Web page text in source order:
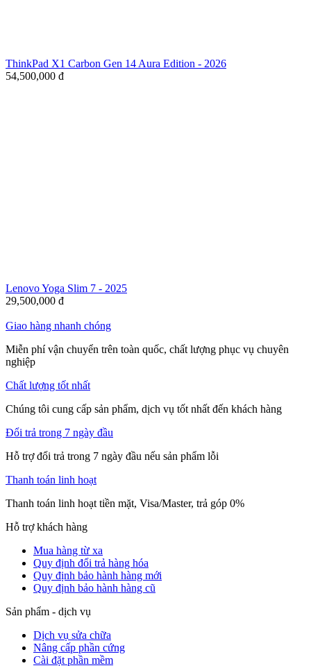
ThinkPad X1 Carbon Gen 14 Aura Edition - 2026
54,500,000 đ
Lenovo Yoga Slim 7 - 2025
29,500,000 đ
Giao hàng nhanh chóng
Miễn phí vận chuyển trên toàn quốc, chất lượng phục vụ chuyên
nghiệp
Chất lượng tốt nhất
Chúng tôi cung cấp sản phẩm, dịch vụ tốt nhất đến khách hàng
Đổi trả trong 7 ngày đầu
Hỗ trợ đổi trả trong 7 ngày đầu nếu sản phẩm lỗi
Thanh toán linh hoạt
Thanh toán linh hoạt tiền mặt, Visa/Master, trả góp 0%
Hỗ trợ khách hàng
Mua hàng từ xa
Quy định đổi trả hàng hóa
Quy định bảo hành hàng mới
Quy định bảo hành hàng cũ
Sản phẩm - dịch vụ
Dịch vụ sửa chữa
Nâng cấp phần cứng
Cài đặt phần mềm